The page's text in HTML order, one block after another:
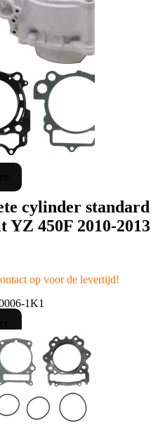
cylinder standard
YZ 450F 2010-2013
op voor de levertijd!
1K1